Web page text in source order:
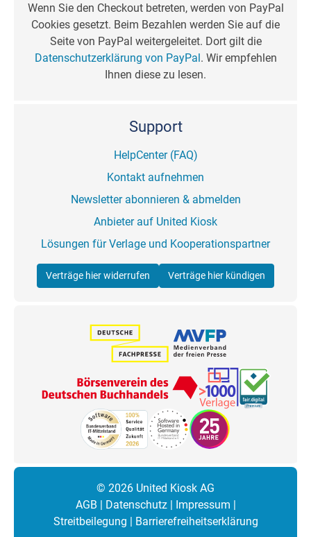
Wenn Sie den Checkout betreten, werden von PayPal
Cookies gesetzt. Beim Bezahlen werden Sie auf die
Seite von PayPal weitergeleitet. Dort gilt die
Datenschutzerklärung von PayPal. Wir empfehlen
Ihnen diese zu lesen.
Support
HelpCenter (FAQ)
Kontakt aufnehmen
Newsletter abonnieren & abmelden
Anbieter auf United Kiosk
Lösungen für Verlage und Kooperationspartner
Verträge hier widerrufen Verträge hier kündigen
© 2026 United Kiosk AG
AGB | Datenschutz| Impressum |
Streitbeilegung | Barrierefreiheitserklärung